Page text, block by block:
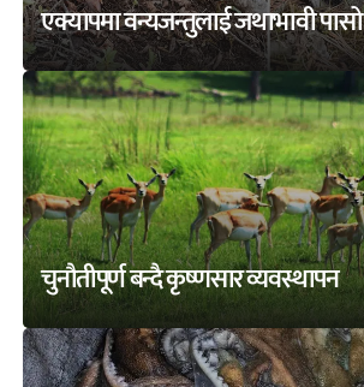
एक्यापमा वन्यजन्तुलाई जथाभावी पासो
चुनौतीपूर्ण बन्दै कृष्णसार व्यवस्थापन